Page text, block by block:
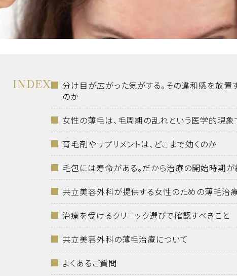
INDEX
分け目が広がった気がする。その違和感を放置
のか
女性の薄毛は、毛周期の乱れという医学的現象
育毛剤やサプリメントは、どこまで効くのか
毛包には寿命がある。だから治療の開始時期
共立美容外科が提供する女性のための薄毛治
治療を受けるクリニック選びで確認すべきこと
共立美容外科の薄毛治療について
よくあるご質問